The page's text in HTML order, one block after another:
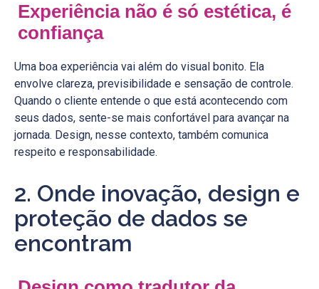
Experiência não é só estética, é
confiança
Uma boa experiência vai além do visual bonito. Ela
envolve clareza, previsibilidade e sensação de controle.
Quando o cliente entende o que está acontecendo com
seus dados, sente-se mais confortável para avançar na
jornada. Design, nesse contexto, também comunica
respeito e responsabilidade.
2. Onde inovação, design e
proteção de dados se
encontram